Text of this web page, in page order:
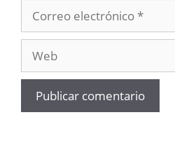
electrónico